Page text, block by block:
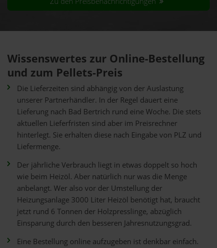
Wissenswertes zur Online-Bestellung
und zum Pellets-Preis
Die Lieferzeiten sind abhängig von der Auslastung
unserer Partnerhändler. In der Regel dauert eine
Lieferung nach Bad Bertrich rund eine Woche. Die stets
aktuellen Lieferfristen sind aber im Preisrechner
hinterlegt. Sie erhalten diese nach Eingabe von PLZ und
Liefermenge.
Der jährliche Verbrauch liegt in etwas doppelt so hoch
wie beim Heizöl. Aber natürlich nur was die Menge
anbelangt. Wer also vor der Umstellung der
Heizungsanlage 3000 Liter Heizöl benötigt hat, braucht
jetzt rund 6 Tonnen der Holzpresslinge, abzüglich
Einsparung durch den besseren Jahresnutzungsgrad.
Eine Bestellung online aufzugeben ist denkbar einfach.